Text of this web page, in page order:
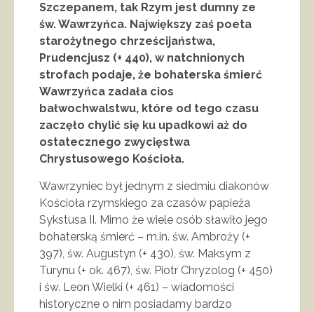
Szczepanem, tak Rzym jest dumny ze
św. Wawrzyńca. Największy zaś poeta
starożytnego chrześcijaństwa,
Prudencjusz (+ 440), w natchnionych
strofach podaje, że bohaterska śmierć
Wawrzyńca zadała cios
bałwochwalstwu, które od tego czasu
zaczęło chylić się ku upadkowi aż do
ostatecznego zwycięstwa
Chrystusowego Kościoła.
Wawrzyniec był jednym z siedmiu diakonów
Kościoła rzymskiego za czasów papieża
Sykstusa II. Mimo że wiele osób sławiło jego
bohaterską śmierć – m.in. św. Ambroży (+
397), św. Augustyn (+ 430), św. Maksym z
Turynu (+ ok. 467), św. Piotr Chryzolog (+ 450)
i św. Leon Wielki (+ 461) – wiadomości
historyczne o nim posiadamy bardzo